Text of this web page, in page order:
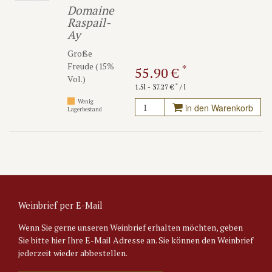
Domaine
Raspail-
Ay
Große
Freude (15%
Vol.)
Wenig
Lagerbestand
55.90 € *
1.5l - 37.27 € */ l
in den Warenkorb
Weinbrief per E-Mail
Wenn Sie gerne unseren Weinbrief erhalten möchten, geben
Sie bitte hier Ihre E-Mail Adresse an. Sie können den Weinbrief
jederzeit wieder abbestellen.